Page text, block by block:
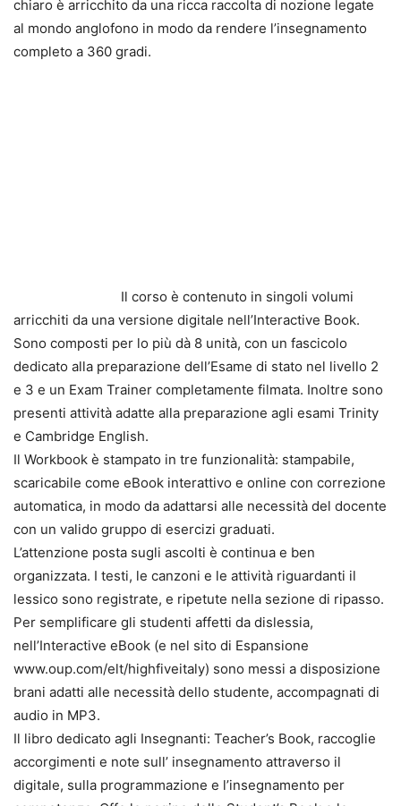
chiaro è arricchito da una ricca raccolta di nozione legate
al mondo anglofono in modo da rendere l’insegnamento
completo a 360 gradi.
Il corso è contenuto in singoli volumi
arricchiti da una versione digitale nell’Interactive Book.
Sono composti per lo più dà 8 unità, con un fascicolo
dedicato alla preparazione dell’Esame di stato nel livello 2
e 3 e un Exam Trainer completamente filmata. Inoltre sono
presenti attività adatte alla preparazione agli esami Trinity
e Cambridge English.
Il Workbook è stampato in tre funzionalità: stampabile,
scaricabile come eBook interattivo e online con correzione
automatica, in modo da adattarsi alle necessità del docente
con un valido gruppo di esercizi graduati.
L’attenzione posta sugli ascolti è continua e ben
organizzata. I testi, le canzoni e le attività riguardanti il
lessico sono registrate, e ripetute nella sezione di ripasso.
Per semplificare gli studenti affetti da dislessia,
nell’Interactive eBook (e nel sito di Espansione
www.oup.com/elt/highfiveitaly) sono messi a disposizione
brani adatti alle necessità dello studente, accompagnati di
audio in MP3.
Il libro dedicato agli Insegnanti: Teacher’s Book, raccoglie
accorgimenti e note sull’ insegnamento attraverso il
digitale, sulla programmazione e l’insegnamento per